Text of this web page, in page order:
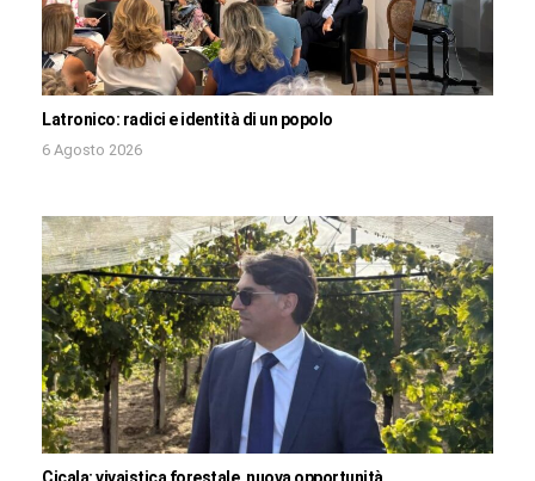
Latronico: radici e identità di un popolo
6 Agosto 2026
Cicala: vivaistica forestale, nuova opportunità